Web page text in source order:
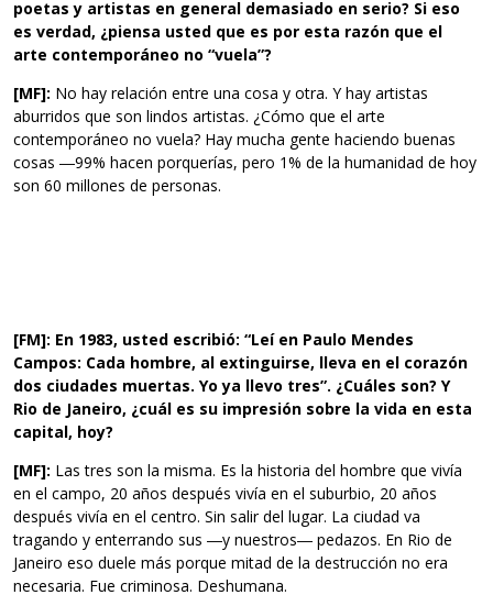
poetas y artistas en general demasiado en serio? Si eso
es verdad, ¿piensa usted que es por esta razón que el
arte contemporáneo no “vuela”?
[MF]: No hay relación entre una cosa y otra. Y hay artistas
aburridos que son lindos artistas. ¿Cómo que el arte
contemporáneo no vuela? Hay mucha gente haciendo buenas
cosas ―99% hacen porquerías, pero 1% de la humanidad de hoy
son 60 millones de personas.
[FM]: En 1983, usted escribió: “Leí en Paulo Mendes
Campos: Cada hombre, al extinguirse, lleva en el corazón
dos ciudades muertas. Yo ya llevo tres”. ¿Cuáles son? Y
Rio de Janeiro, ¿cuál es su impresión sobre la vida en esta
capital, hoy?
[MF]: Las tres son la misma. Es la historia del hombre que vivía
en el campo, 20 años después vivía en el suburbio, 20 años
después vivía en el centro. Sin salir del lugar. La ciudad va
tragando y enterrando sus ―y nuestros― pedazos. En Rio de
Janeiro eso duele más porque mitad de la destrucción no era
necesaria. Fue criminosa. Deshumana.